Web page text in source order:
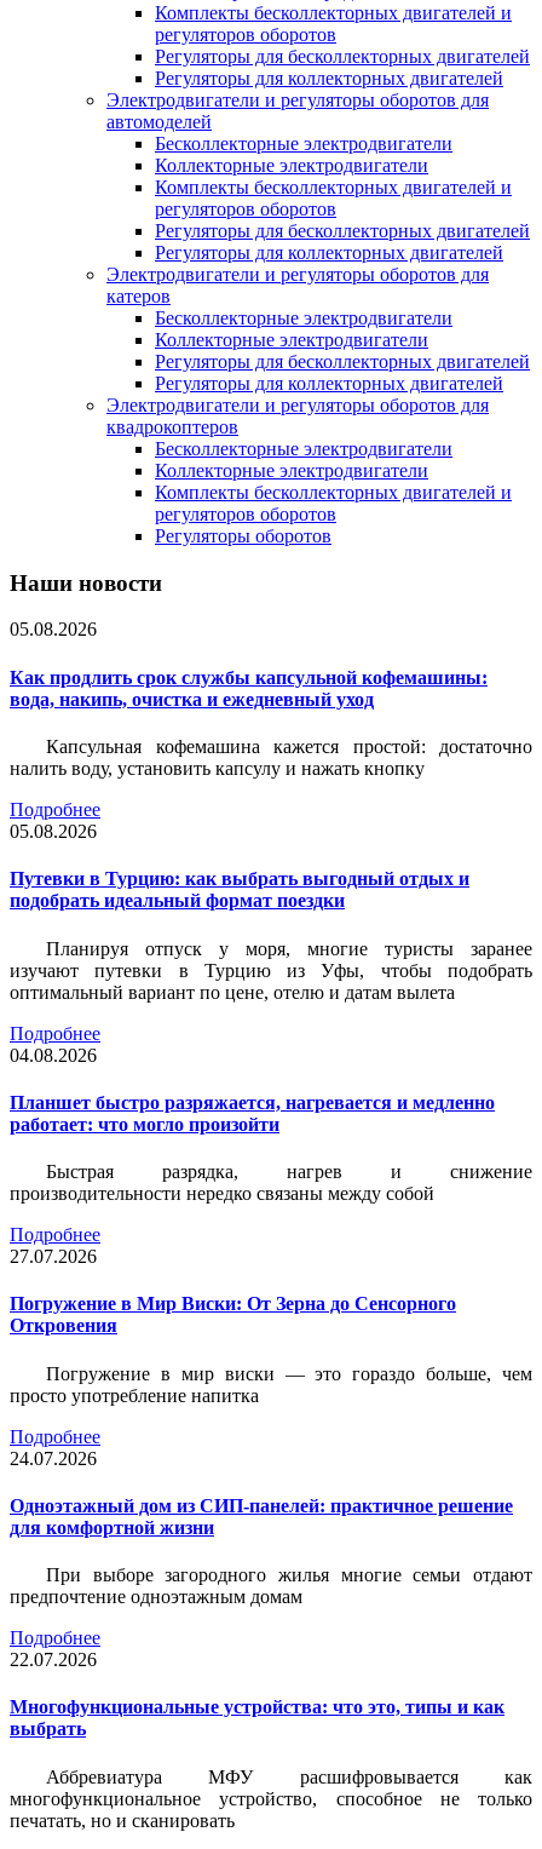
Комплекты бесколлекторных двигателей и
регуляторов оборотов
Регуляторы для бесколлекторных двигателей
Регуляторы для коллекторных двигателей
Электродвигатели и регуляторы оборотов для
автомоделей
Бесколлекторные электродвигатели
Коллекторные электродвигатели
Комплекты бесколлекторных двигателей и
регуляторов оборотов
Регуляторы для бесколлекторных двигателей
Регуляторы для коллекторных двигателей
Электродвигатели и регуляторы оборотов для
катеров
Бесколлекторные электродвигатели
Коллекторные электродвигатели
Регуляторы для бесколлекторных двигателей
Регуляторы для коллекторных двигателей
Электродвигатели и регуляторы оборотов для
квадрокоптеров
Бесколлекторные электродвигатели
Коллекторные электродвигатели
Комплекты бесколлекторных двигателей и
регуляторов оборотов
Регуляторы оборотов
Наши новости
05.08.2026
Как продлить срок службы капсульной кофемашины:
вода, накипь, очистка и ежедневный уход
Капсульная кофемашина кажется простой: достаточно
налить воду, установить капсулу и нажать кнопку
Подробнее
05.08.2026
Путевки в Турцию: как выбрать выгодный отдых и
подобрать идеальный формат поездки
Планируя отпуск у моря, многие туристы заранее
изучают путевки в Турцию из Уфы, чтобы подобрать
оптимальный вариант по цене, отелю и датам вылета
Подробнее
04.08.2026
Планшет быстро разряжается, нагревается и медленно
работает: что могло произойти
Быстрая разрядка, нагрев и снижение
производительности нередко связаны между собой
Подробнее
27.07.2026
Погружение в Мир Виски: От Зерна до Сенсорного
Откровения
Погружение в мир виски — это гораздо больше, чем
просто употребление напитка
Подробнее
24.07.2026
Одноэтажный дом из СИП-панелей: практичное решение
для комфортной жизни
При выборе загородного жилья многие семьи отдают
предпочтение одноэтажным домам
Подробнее
22.07.2026
Многофункциональные устройства: что это, типы и как
выбрать
Аббревиатура МФУ расшифровывается как
многофункциональное устройство, способное не только
печатать, но и сканировать